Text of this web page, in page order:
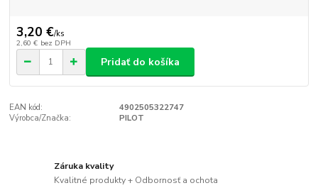
3,20 €/ks
2,60 € bez DPH
Pridať do košíka
EAN kód:
4902505322747
Výrobca/Značka:
PILOT
Záruka kvality
Kvalitné produkty + Odbornosť a ochota